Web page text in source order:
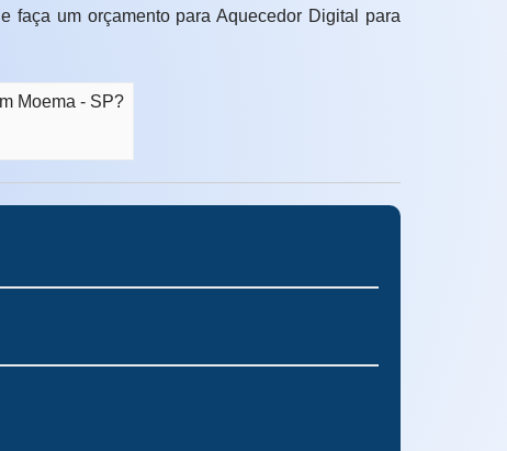
faça um orçamento para Aquecedor Digital para
Moema - SP?